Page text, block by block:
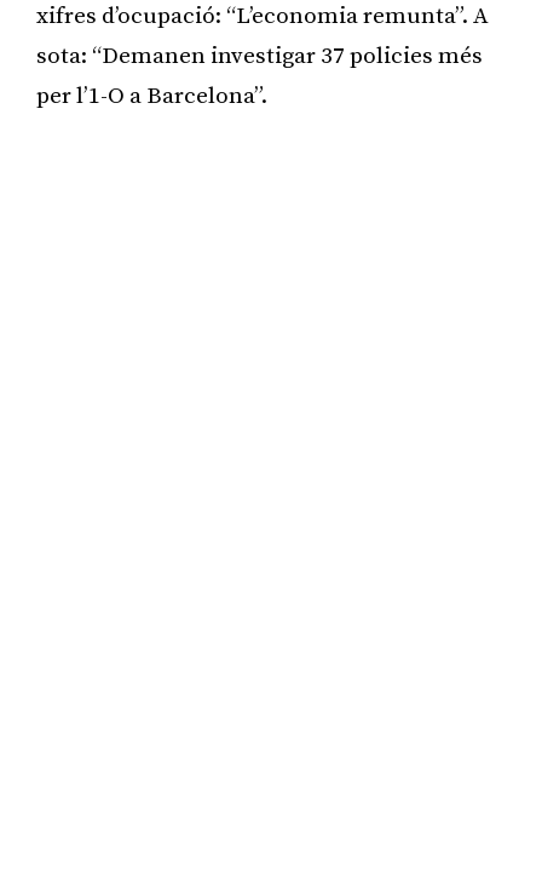
xifres d’ocupació: “L’economia remunta”. A
sota: “Demanen investigar 37 policies més
per l’1-O a Barcelona”.